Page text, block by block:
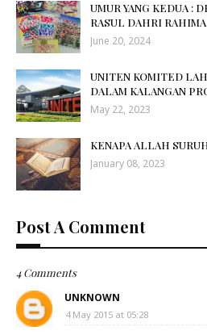
UMUR YANG KEDUA :
RASUL DAHRI
June 20, 2024
UNITEN KOMITED
DALAM KALANGAN
May 22, 2023
KENAPA ALLAH
January 08, 2023
Post A Comment
4 Comments
UNKNOWN
4 May 2015 at 05:28